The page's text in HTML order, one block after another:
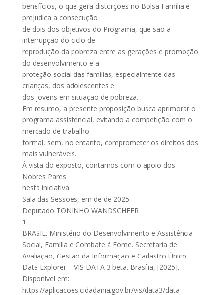
benefícios, o que gera distorções no Bolsa Família e
prejudica a consecução
de dois dos objetivos do Programa, que são a
interrupção do ciclo de
reprodução da pobreza entre as gerações e promoção
do desenvolvimento e a
proteção social das famílias, especialmente das
crianças, dos adolescentes e
dos jovens em situação de pobreza.
Em resumo, a presente proposição busca aprimorar o
programa assistencial, evitando a competição com o
mercado de trabalho
formal, sem, no entanto, comprometer os direitos dos
mais vulneráveis.
À vista do exposto, contamos com o apoio dos
Nobres Pares
nesta iniciativa.
Sala das Sessões, em de de 2025.
Deputado TONINHO WANDSCHEER
1
BRASIL. Ministério do Desenvolvimento e Assistência
Social, Família e Combate à Fome. Secretaria de
Avaliação, Gestão da Informação e Cadastro Único.
Data Explorer – VIS DATA 3 beta. Brasília, [2025].
Disponível em:
https://aplicacoes.cidadania.gov.br/vis/data3/data-